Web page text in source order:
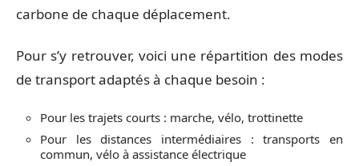
carbone de chaque déplacement.
Pour s’y retrouver, voici une répartition des modes
de transport adaptés à chaque besoin :
Pour les trajets courts : marche, vélo, trottinette
Pour les distances intermédiaires : transports en
commun, vélo à assistance électrique